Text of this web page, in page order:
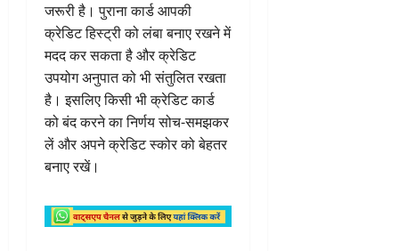
जरूरी है। पुराना कार्ड आपकी
क्रेडिट हिस्ट्री को लंबा बनाए रखने में
मदद कर सकता है और क्रेडिट
उपयोग अनुपात को भी संतुलित रखता
है। इसलिए किसी भी क्रेडिट कार्ड
को बंद करने का निर्णय सोच-समझकर
लें और अपने क्रेडिट स्कोर को बेहतर
बनाए रखें।